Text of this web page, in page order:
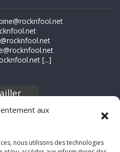
aux
nous utilisons des technologies
[...]
n'hésite